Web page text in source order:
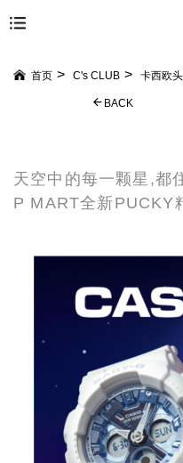
首页 C's CLUB 卡西欧
BACK
天空中的每一颗星,都
P MART全新PUCKY